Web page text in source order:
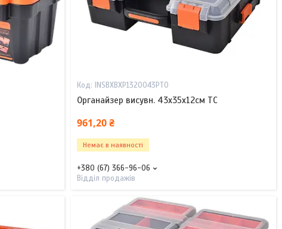
INSBXBXP1320043PT0
Органайзер висувн. 43х35х12см TC
961,20 ₴
Немає в наявності
+380 (67) 366-96-06
Відділ продажів